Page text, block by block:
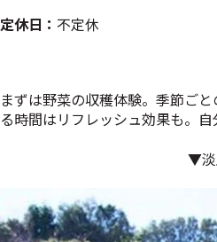
定休日： 不定休
まずは野菜の収穫体験。季節ご
る時間はリフレッシュ効果も。自
▼淡